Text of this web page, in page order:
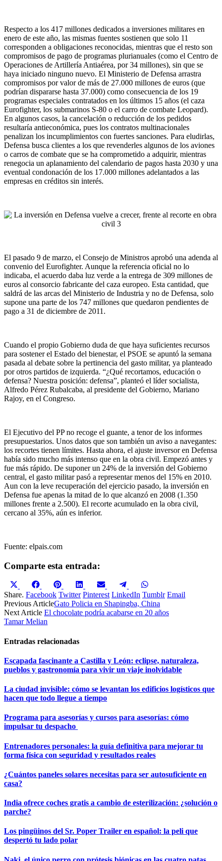
Respecto a los 417 millones dedicados a inversiones militares en
enero de este año, las mismas fuentes sostienen que solo 11
corresponden a obligaciones reconocidas, mientras que el resto son
compromisos de pago de programas plurianuales (como el Centro de
Operaciones de Artillería Antiaérea, por 34 millones), sin que se
haya iniciado ninguno nuevo. El Ministerio de Defensa arrastra
compromisos por valor de más de 27.000 millones de euros (que
podrían dispararse hasta 37.000) como consecuencia de los 19
programas especiales contratados en los últimos 15 años (el caza
Eurofighter, los submarinos S-80 o el carro de combate Leopard).
En algunos casos, la cancelación o reducción de los pedidos
resultaría antieconómica, pues los contratos multinacionales
penalizan los incumplimientos con fuertes sanciones. Para eludirlas,
Defensa busca clientes a los que revenderles algunos de los aviones
o carros de combate que se ha comprometido a adquirir, mientras
renegocia un aplanamiento del calendario de pagos hasta 2030 y una
eventual condonación de los 17.000 millones adelantados a las
empresas en créditos sin interés.
El pasado 9 de marzo, el Consejo de Ministros aprobó una adenda al
convenio del Eurofighter. Aunque la referencia oficial no lo
indicaba, el acuerdo daba luz verde a la entrega de 309 millones de
euros al consorcio fabricante del caza europeo. Esta cantidad, que
saldrá de las arcas del Ministerio de Industria y no de Defensa, solo
supone una parte de los 747 millones que quedaron pendientes de
pago a 31 de diciembre de 2011.
Cuando el propio Gobierno duda de que haya suficientes recursos
para sostener el Estado del bienestar, el PSOE se apuntó la semana
pasada al debate sobre la pertinencia del gasto militar, ya planteado
por otros partidos de izquierda. “¿Qué recortamos, educación o
defensa? Nuestra posición: defensa”, planteó el líder socialista,
Alfredo Pérez Rubalcaba, al presidente del Gobierno, Mariano
Rajoy, en el Congreso.
El Ejecutivo del PP no recoge el guante, a tenor de los informes
presupuestarios. Unos datos que son también un aviso a navegantes:
los recortes tienen límites. Hasta ahora, el ajuste inversor en Defensa
había sido mucho más intenso que en la obra civil. Empezó antes y
fue más rápido. De suponer un 24% de la inversión del Gobierno
central, el gasto militar pasó a representar menos del 15% en 2010.
Aun con la leve recuperación del ejercicio pasado, la inversión en
Defensa fue apenas la mitad de lo que alcanzó en 2008 (1.350
millones frente a 2.500). El recorte acumulado en la obra civil,
cercano al 35%, aún es inferior.
Fuente: elpais.com
Comparte esta entrada:
Compartir
en
X
(Twitter)
Compartir
en
Facebook
Compartir
en
Pinterest
Compartir
en
LinkedIn
Compartir
en
Email
Compartir
en
Telegram
en
WhatsApp
Share. Facebook Twitter Pinterest LinkedIn Tumblr Email
Previous ArticleGato Policia en Shapingba, China
Next Article El chocolate podría acabarse en 20 años
Tamar Melian
Entradas relacionadas
Escapada fascinante a Castilla y León: eclipse, naturaleza,
pueblos y gastronomía para vivir un viaje inolvidable
La ciudad invisible: cómo se levantan los edificios logísticos que
hacen que todo llegue a tiempo
Programa para asesorías y cursos para asesorías: cómo
impulsar tu despacho
Entrenadores personales: la guía definitiva para mejorar tu
forma física con seguridad y resultados reales
¿Cuántos paneles solares necesitas para ser autosuficiente en
casa?
India ofrece coches gratis a cambio de esterilización: ¿solución o
parche?
Los pingüinos del Sr. Poper Trailer en español: la peli que
despertó tu lado polar